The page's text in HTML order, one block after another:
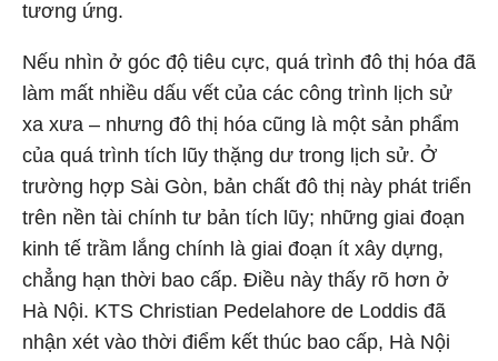
tương ứng.
Nếu nhìn ở góc độ tiêu cực, quá trình đô thị hóa đã
làm mất nhiều dấu vết của các công trình lịch sử
xa xưa – nhưng đô thị hóa cũng là một sản phẩm
của quá trình tích lũy thặng dư trong lịch sử. Ở
trường hợp Sài Gòn, bản chất đô thị này phát triển
trên nền tài chính tư bản tích lũy; những giai đoạn
kinh tế trầm lắng chính là giai đoạn ít xây dựng,
chẳng hạn thời bao cấp. Điều này thấy rõ hơn ở
Hà Nội. KTS Christian Pedelahore de Loddis đã
nhận xét vào thời điểm kết thúc bao cấp, Hà Nội